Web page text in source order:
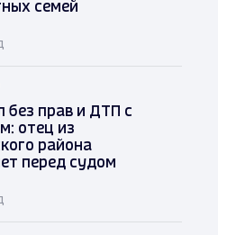
семей
без прав и ДТП с
отец из
района
перед судом